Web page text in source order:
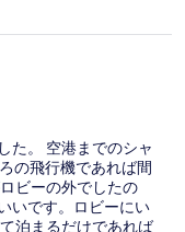
た。 空港までのシャ
の飛行機であれば間
ビーの外でしたの
いです。ロビーにい
泊まるだけであれば